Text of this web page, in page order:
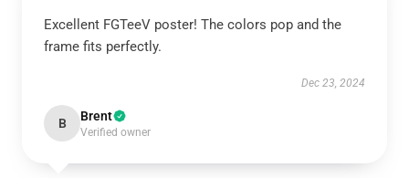
Excellent FGTeeV poster! The colors pop and the
frame fits perfectly.
Dec 23, 2024
B Brent
Verified owner